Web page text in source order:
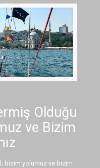
Olduğu
ve Bizim
bizim yolumuz ve bizim